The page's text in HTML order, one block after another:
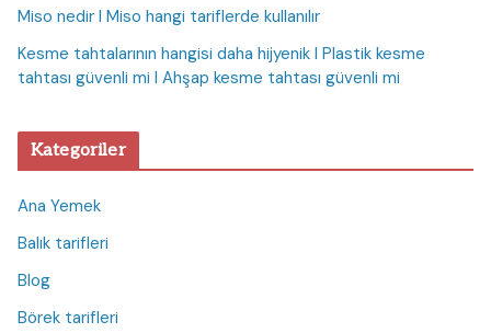
Miso nedir I Miso hangi tariflerde kullanılır
Kesme tahtalarının hangisi daha hijyenik I Plastik kesme
tahtası güvenli mi I Ahşap kesme tahtası güvenli mi
Kategoriler
Ana Yemek
Balık tarifleri
Blog
Börek tarifleri